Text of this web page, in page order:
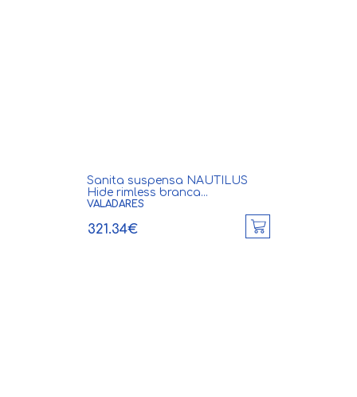
Sanita suspensa NAUTILUS
Hide rimless branca...
VALADARES
321.34€